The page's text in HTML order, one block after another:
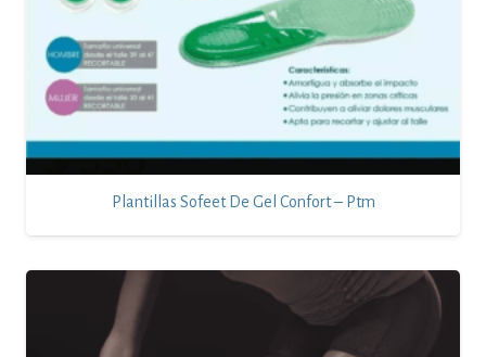
Plantillas Sofeet De Gel Confort – Ptm